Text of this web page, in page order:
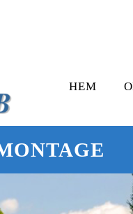
HEM